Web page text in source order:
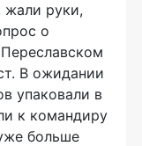
жали руки,
о
В ожидании
упаковали в
к командиру
больше